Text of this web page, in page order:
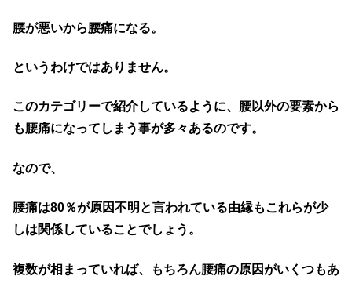
腰が悪いから腰痛になる。
というわけではありません。
このカテゴリーで紹介しているように、腰以外の要素から
も腰痛になってしまう事が多々あるのです。
なので、
腰痛は80％が原因不明と言われている由縁もこれらが少
しは関係していることでしょう。
複数が相まっていれば、もちろん腰痛の原因がいくつもあ